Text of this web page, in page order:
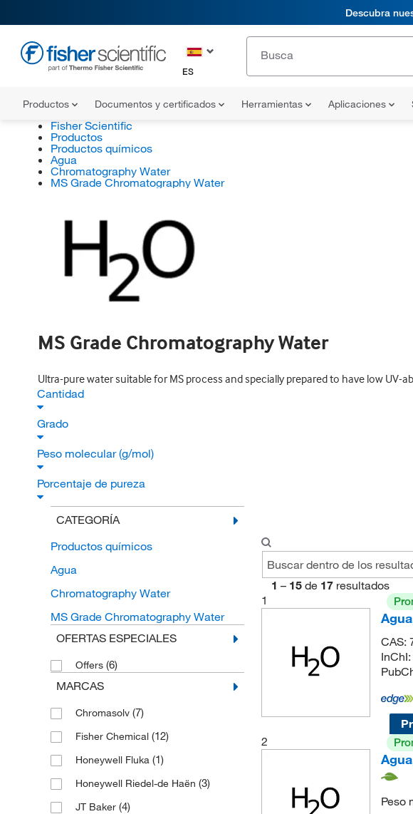
Descubra
ES
Productos Documentos y certificados Herramientas Aplicaciones
Fisher Scientific
Productos
Productos químicos
Agua
Chromatography Water
MS Grade Chromatography Water
MS Grade Chromatography Water
Ultra-pure water suitable for MS process and specially prepared to have low UV-
Cantidad
Grado
Peso molecular (g/mol)
Porcentaje de pureza
CATEGORÍA
Productos químicos
Agua
Chromatography Water
MS Grade Chromatography Water
OFERTAS ESPECIALES
Offers (6)
MARCAS
Chromasolv (7)
Fisher Chemical (12)
Honeywell Fluka (1)
Honeywell Riedel-de Haën (3)
JT Baker (4)
1 – 15 de 17 resultados
1
CAS:
2
Peso